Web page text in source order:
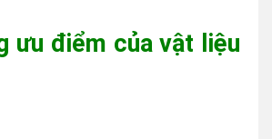
ưu điểm của vật liệu